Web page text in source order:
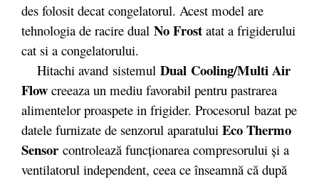
des folosit decat congelatorul. Acest model are
tehnologia de racire dual No Frost atat a frigiderului
cat si a congelatorului.
Hitachi avand sistemul Dual Cooling/Multi Air
Flow creeaza un mediu favorabil pentru pastrarea
alimentelor proaspete in frigider. Procesorul bazat pe
datele furnizate de senzorul aparatului Eco Thermo
Sensor controlează funcționarea compresorului și a
ventilatorul independent, ceea ce înseamnă că după